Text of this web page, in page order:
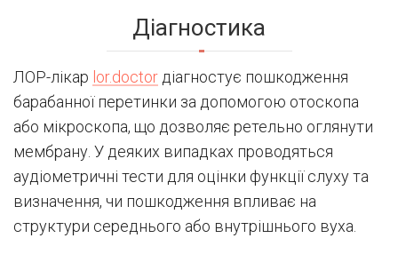
Діагностика
ЛОР-лікар lor.doctor діагностує пошкодження
барабанної перетинки за допомогою отоскопа
або мікроскопа, що дозволяє ретельно оглянути
мембрану. У деяких випадках проводяться
аудіометричні тести для оцінки функції слуху та
визначення, чи пошкодження впливає на
структури середнього або внутрішнього вуха.